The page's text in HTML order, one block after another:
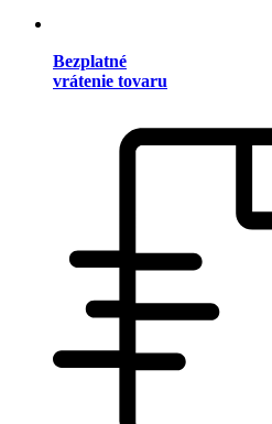
Bezplatné
vrátenie tovaru